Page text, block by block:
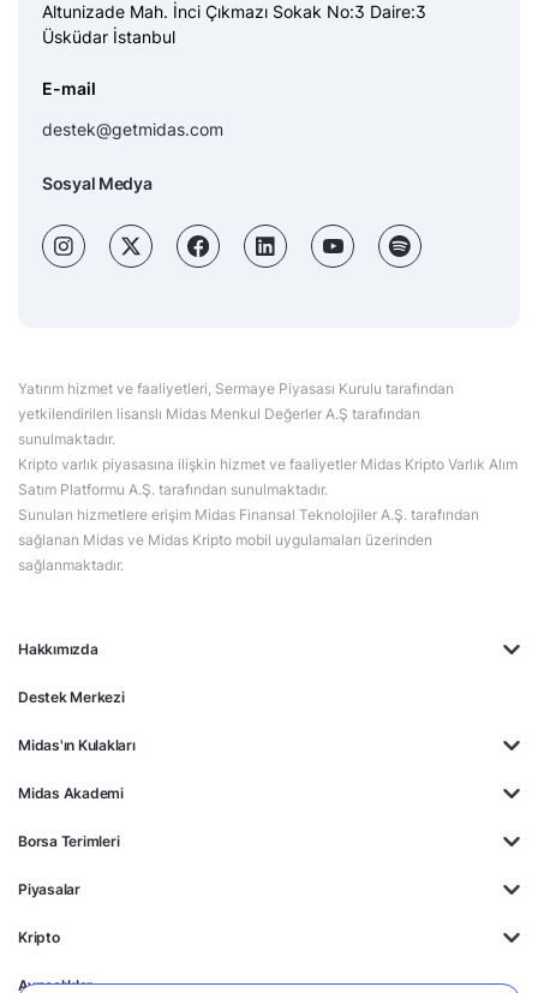
Hakkımızda
Destek Merkezi
Midas'ın Kulakları
Midas Akademi
Borsa Terimleri
Piyasalar
Kripto
Ayrıcalıklar
Altunizade Mah. İnci Çıkmazı Sokak No:3 Daire:3
Üsküdar İstanbul
E-mail
destek@getmidas.com
Sosyal Medya
Yatırım hizmet ve faaliyetleri, Sermaye Piyasası Kurulu tarafından
yetkilendirilen lisanslı Midas Menkul Değerler A.Ş tarafından
sunulmaktadır.
Kripto varlık piyasasına ilişkin hizmet ve faaliyetler Midas Kripto Varlık Alım
Satım Platformu A.Ş. tarafından sunulmaktadır.
Sunulan hizmetlere erişim Midas Finansal Teknolojiler A.Ş. tarafından
sağlanan Midas ve Midas Kripto mobil uygulamaları üzerinden
sağlanmaktadır.